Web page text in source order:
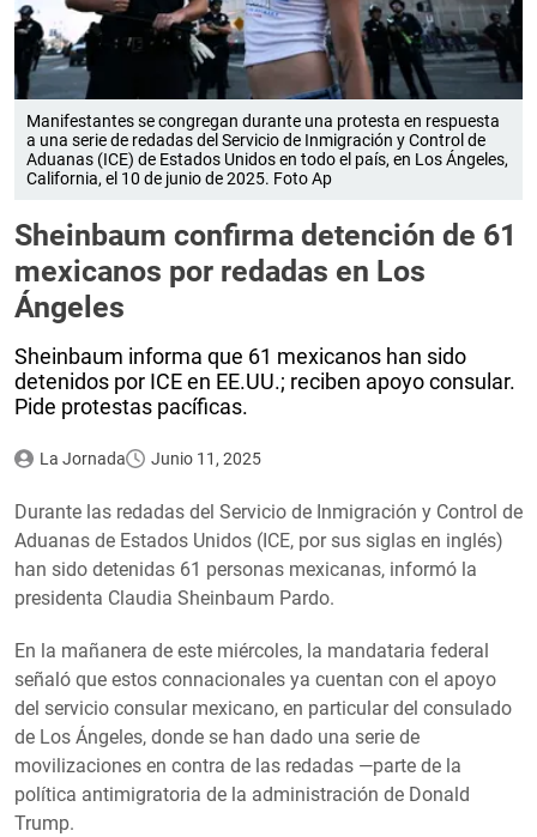
Manifestantes se congregan durante una protesta en respuesta
a una serie de redadas del Servicio de Inmigración y Control de
Aduanas (ICE) de Estados Unidos en todo el país, en Los Ángeles,
California, el 10 de junio de 2025. Foto Ap
Sheinbaum confirma detención de 61
mexicanos por redadas en Los
Ángeles
Sheinbaum informa que 61 mexicanos han sido
detenidos por ICE en EE.UU.; reciben apoyo consular.
Pide protestas pacíficas.
La Jornada Junio 11, 2025
Durante las redadas del Servicio de Inmigración y Control de
Aduanas de Estados Unidos (ICE, por sus siglas en inglés)
han sido detenidas 61 personas mexicanas, informó la
presidenta Claudia Sheinbaum Pardo.
En la mañanera de este miércoles, la mandataria federal
señaló que estos connacionales ya cuentan con el apoyo
del servicio consular mexicano, en particular del consulado
de Los Ángeles, donde se han dado una serie de
movilizaciones en contra de las redadas —parte de la
política antimigratoria de la administración de Donald
Trump.